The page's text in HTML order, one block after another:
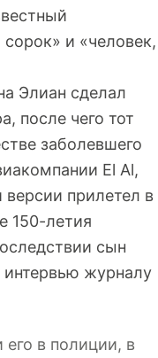
сорок» и «человек,
Элиан сделал
после чего тот
заболевшего
El Al,
прилетел в
150-летия
сын
интервью журналу
в полиции, в